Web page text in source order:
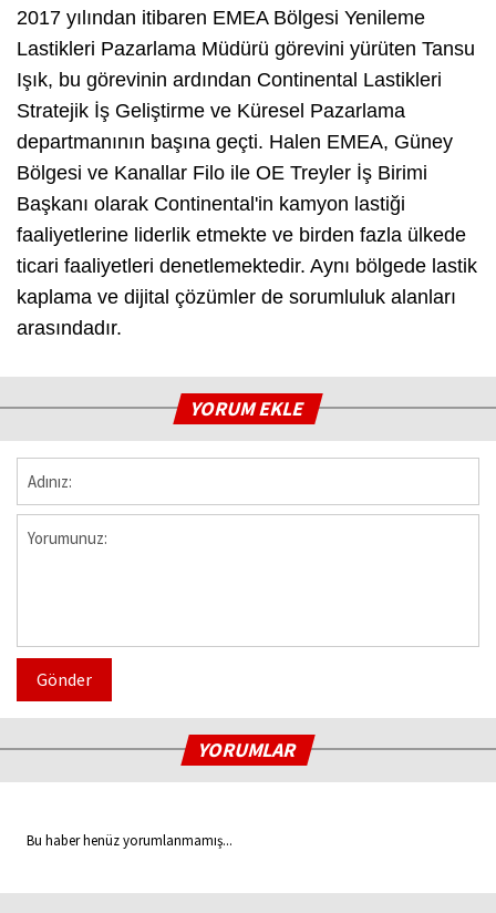
2017 yılından itibaren EMEA Bölgesi Yenileme
Lastikleri Pazarlama Müdürü görevini yürüten Tansu
Işık, bu görevinin ardından Continental Lastikleri
Stratejik İş Geliştirme ve Küresel Pazarlama
departmanının başına geçti. Halen EMEA, Güney
Bölgesi ve Kanallar Filo ile OE Treyler İş Birimi
Başkanı olarak Continental'in kamyon lastiği
faaliyetlerine liderlik etmekte ve birden fazla ülkede
ticari faaliyetleri denetlemektedir. Aynı bölgede lastik
kaplama ve dijital çözümler de sorumluluk alanları
arasındadır.
YORUM EKLE
Gönder
YORUMLAR
Bu haber henüz yorumlanmamış...